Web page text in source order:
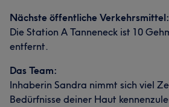
Nächste öffentliche Verkehrsmittel:
Die Station A Tanneneck ist 10
entfernt.
Das Team:
Inhaberin Sandra nimmt sich viel
Bedürfnisse deiner Haut